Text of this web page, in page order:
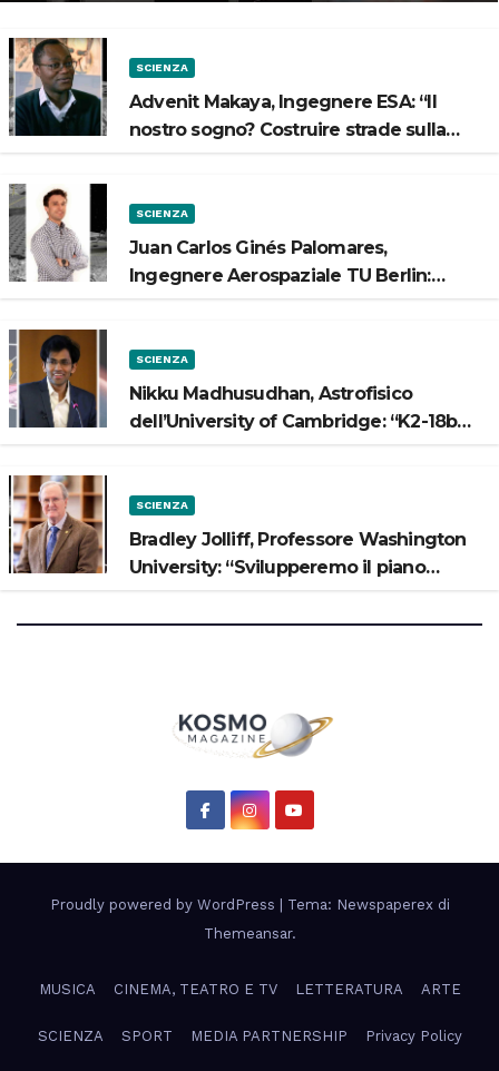
SCIENZA
Advenit Makaya, Ingegnere ESA: “Il
nostro sogno? Costruire strade sulla
SCIENZA
Juan Carlos Ginés Palomares,
Ingegnere Aerospaziale TU Berlin:
SCIENZA
Nikku Madhusudhan, Astrofisico
dell’University of Cambridge: “K2-18b
SCIENZA
Bradley Jolliff, Professore Washington
University: “Svilupperemo il piano
Proudly powered by WordPress | Tema: Newspaperex di
Themeansar.
MUSICA CINEMA, TEATRO E TV LETTERATURA ARTE
SCIENZA SPORT MEDIA PARTNERSHIP Privacy Policy